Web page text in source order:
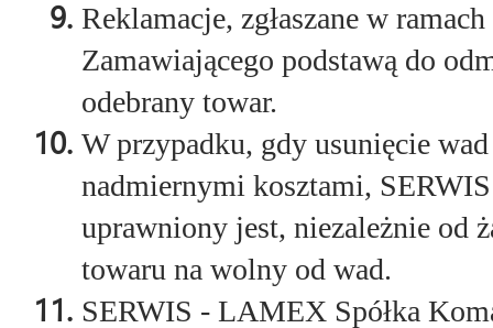
Reklamacje, zgłaszane w
Zamawiającego podstawą do
odebrany towar.
W przypadku, gdy usunięcie
nadmiernymi kosztami,
uprawniony jest, niezależnie od
towaru na wolny od wad.
SERWIS - LAMEX Spółka